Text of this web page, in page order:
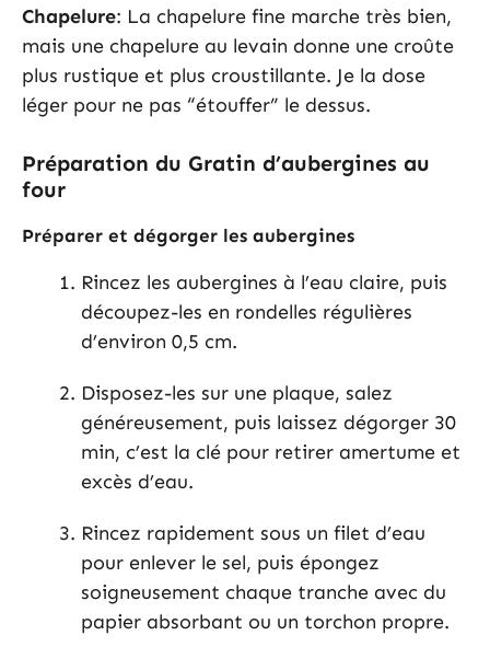
Chapelure: La chapelure fine marche très bien,
mais une chapelure au levain donne une croûte
plus rustique et plus croustillante. Je la dose
léger pour ne pas “étouffer” le dessus.
Préparation du Gratin d’aubergines au
four
Préparer et dégorger les aubergines
Rincez les aubergines à l’eau claire, puis
découpez-les en rondelles régulières
d’environ 0,5 cm.
Disposez-les sur une plaque, salez
généreusement, puis laissez dégorger 30
min, c’est la clé pour retirer amertume et
excès d’eau.
Rincez rapidement sous un filet d’eau
pour enlever le sel, puis épongez
soigneusement chaque tranche avec du
papier absorbant ou un torchon propre.